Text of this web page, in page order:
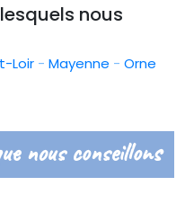
nous
Loir - Mayenne - Orne
nous conseillons